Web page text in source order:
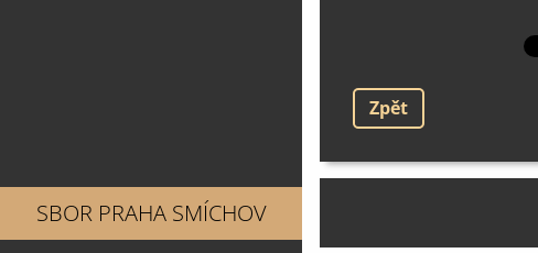
SBOR PRAHA SMÍCHOV
Zpět